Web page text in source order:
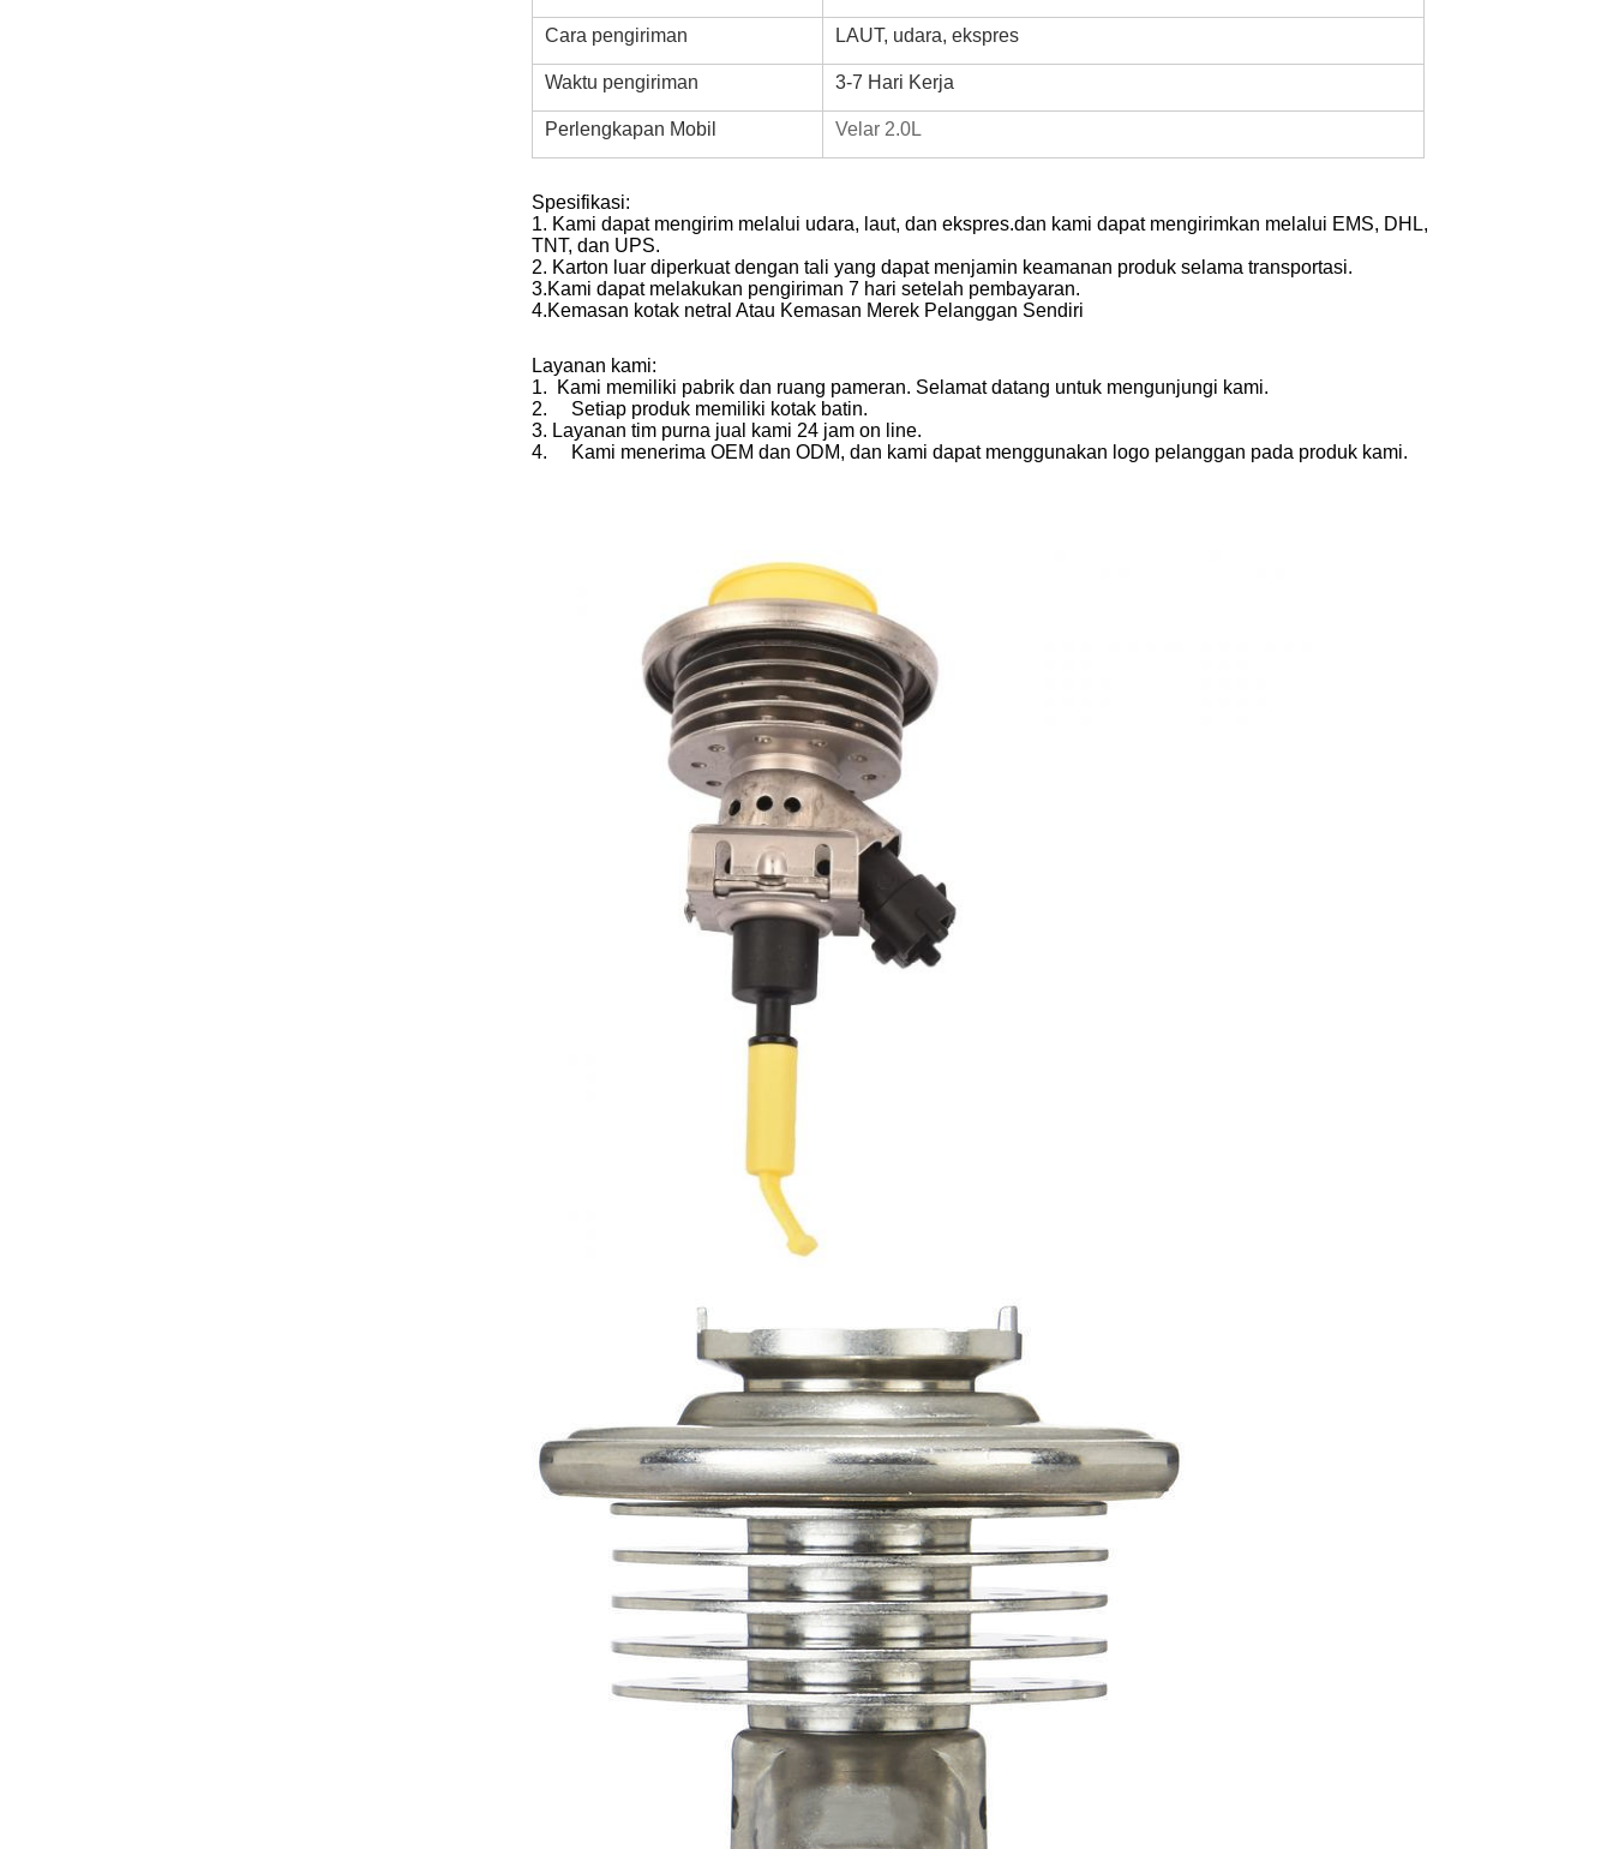
Cara pengiriman LAUT, udara, ekspres
Waktu pengiriman 3-7 Hari Kerja
Perlengkapan Mobil Velar 2.0L
Spesifikasi:
1. Kami dapat mengirim melalui udara, laut, dan ekspres.dan kami dapat mengirimkan melalui EMS, DHL,
TNT, dan UPS.
2. Karton luar diperkuat dengan tali yang dapat menjamin keamanan produk selama transportasi.
3.Kami dapat melakukan pengiriman 7 hari setelah pembayaran.
4.Kemasan kotak netral Atau Kemasan Merek Pelanggan Sendiri
Layanan kami:
1.
Kami memiliki pabrik dan ruang pameran. Selamat datang untuk mengunjungi kami.
2.
Setiap produk memiliki kotak batin.
3. Layanan tim purna jual kami 24 jam on line.
4.
Kami menerima OEM dan ODM, dan kami dapat menggunakan logo pelanggan pada produk kami.